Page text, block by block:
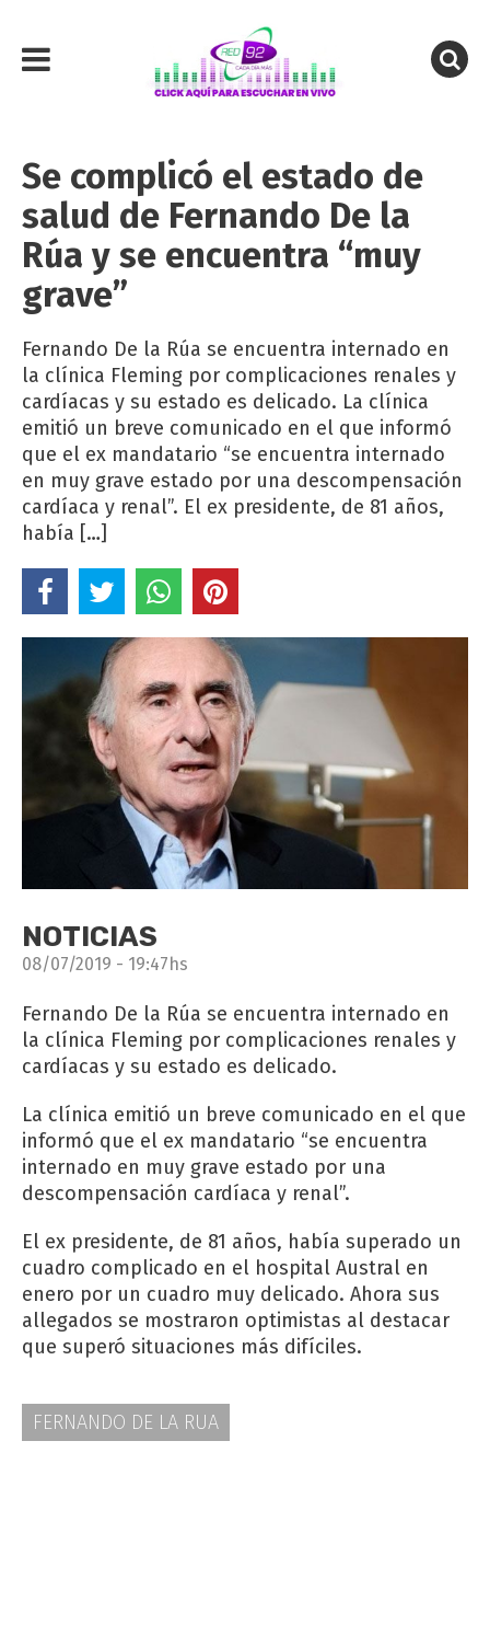
Se complicó el estado de
salud de Fernando De la
Rúa y se encuentra “muy
grave”
Fernando De la Rúa se encuentra internado en
la clínica Fleming por complicaciones renales y
cardíacas y su estado es delicado. La clínica
emitió un breve comunicado en el que informó
que el ex mandatario “se encuentra internado
en muy grave estado por una descompensación
cardíaca y renal”. El ex presidente, de 81 años,
había […]
NOTICIAS
08/07/2019 - 19:47hs
Fernando De la Rúa se encuentra internado en
la clínica Fleming por complicaciones renales y
cardíacas y su estado es delicado.
La clínica emitió un breve comunicado en el que
informó que el ex mandatario “se encuentra
internado en muy grave estado por una
descompensación cardíaca y renal”.
El ex presidente, de 81 años, había superado un
cuadro complicado en el hospital Austral en
enero por un cuadro muy delicado. Ahora sus
allegados se mostraron optimistas al destacar
que superó situaciones más difíciles.
FERNANDO DE LA RUA